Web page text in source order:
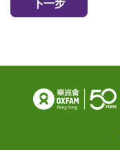
下一步